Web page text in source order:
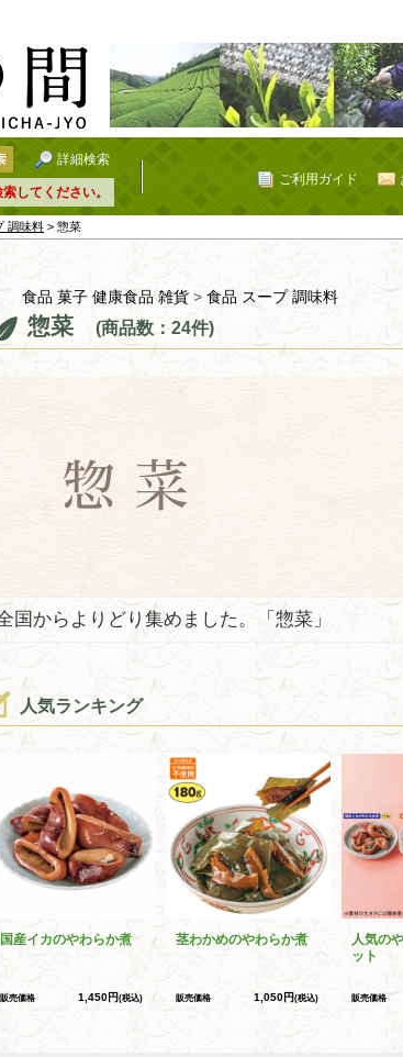
詳細検索
してください。
ご利用ガイド
調味料 > 惣菜
食品 菓子 健康食品 雑貨 > 食品 スープ 調味料
惣菜 (商品数：24件)
国からよりどり集めました。「惣菜」
人気ランキング
国産イカのやわらか煮
販売価格 1,450円(税込)
茎わかめのやわらか煮
販売価格 1,050円(税込)
人気の
ット
販売価格